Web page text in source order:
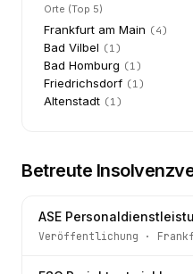
Orte (Top 5)
Frankfurt am Main (4)
Bad Vilbel (1)
Bad Homburg (1)
Friedrichsdorf (1)
Altenstadt (1)
Betreute
ASE
Veröffentlichung ·